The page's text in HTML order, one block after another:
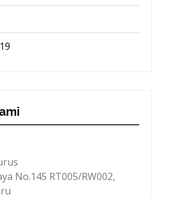
No.145 RT005/RW002,